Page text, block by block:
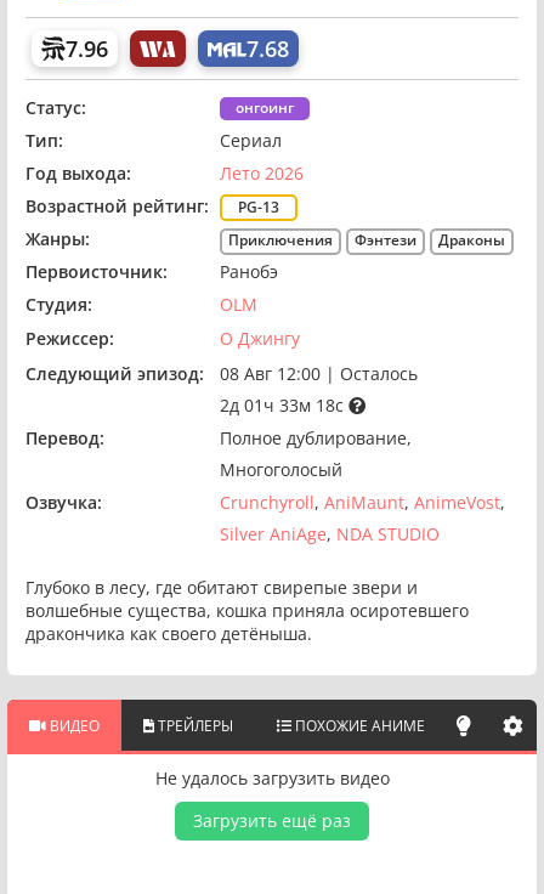
7.96 7.68
Статус: онгоинг
Тип:
Сериал
Год выхода:
Лето 2026
Возрастной рейтинг:
PG-13
Жанры: Приключения Фэнтези Драконы
Первоисточник:
Ранобэ
Студия:
OLM
Режиссер:
О Джингу
Следующий эпизод:
08 Авг 12:00 | Осталось
2д 01ч 33м 17с
Перевод:
Полное дублирование
Многоголосый
Озвучка:
Crunchyroll AniMaunt AnimeVost
Silver AniAge NDA STUDIO
Глубоко в лесу, где обитают свирепые звери и
волшебные существа, кошка приняла осиротевшего
дракончика как своего детёныша.
ВИДЕО ТРЕЙЛЕРЫ ПОХОЖИЕ АНИМЕ
Не удалось загрузить видео
Загрузить ещё раз